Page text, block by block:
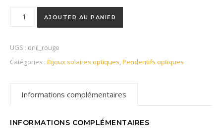
quantité de Pendentif Duo Nil
AJOUTER AU PANIER
UGS : dnil_rouge
Catégories : Bijoux solaires optiques,Pendentifs optiques
Informations complémentaires
INFORMATIONS COMPLÉMENTAIRES